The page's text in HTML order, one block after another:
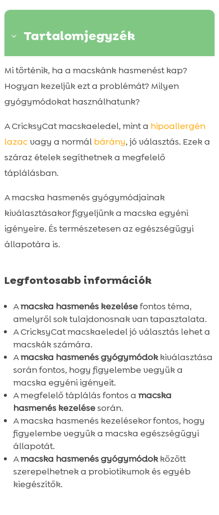
3 Tartalomjegyzék
 Mi számít hasmenésnek macskáknál?
 A macska hasmenés leggyakoribb tünetei
 A macska hasmenés lehetséges okai
 A macska hasmenés kezelése otthoni
módszerekkel
 Speciális étrend hasmenés esetén
 A hasmenés megelőzése megfelelő
 Probiotikumok és egyéb kiegészítők
szerepe
 A megfelelő macskaalom jelentősége
hasmenés esetén
időszak alatt
A gyógyulás utáni időszak teendői
Összefoglaló
 FAQ
Mi történik, ha a macskánk hasmenést kap?
Hogyan kezeljük ezt a problémát? Milyen
gyógymódokat használhatunk?
A CricksyCat macskaeledel, mint a hipoallergén
lazac vagy a normál bárány, jó választás. Ezek a
száraz ételek segíthetnek a megfelelő
táplálásban.
A macska hasmenés gyógymódjainak
kiválasztásakor figyeljünk a macska egyéni
igényeire. És természetesen az egészségügyi
állapotára is.
Legfontosabb információk
Amacska hasmenés kezelésefontos téma,
amelyről sok tulajdonosnak van tapasztalata.
A CricksyCat macskaeledel jó választás lehet a
macskák számára.
Amacska hasmenés gyógymódokkiválasztása
során fontos, hogy figyelembe vegyük a
macska egyéni igényeit.
A megfelelő táplálás fontos a macska
hasmenés kezelésesorán.
A macska hasmenés kezelésekor fontos, hogy
figyelembe vegyük a macska egészségügyi
állapotát.
Amacska hasmenés gyógymódokközött
szerepelhetnek a probiotikumok és egyéb
kiegészítők.